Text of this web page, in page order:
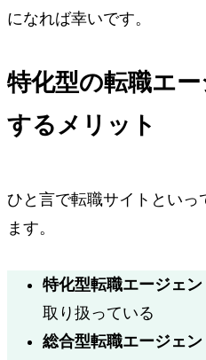
になれば幸いです。
特化型の転職エ
するメリット
ひと言で転職サイトといっ
ます。
特化型転職エージェン
取り扱っている
総合型転職エージェン